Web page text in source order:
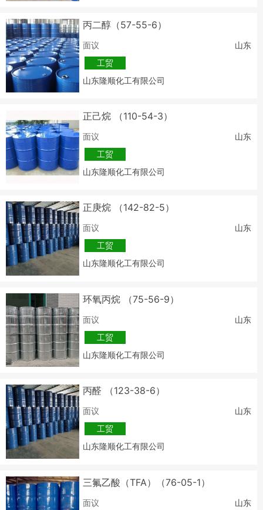
丙二醇（57-55-6）
面议
山东
工贸
山东隆顺化工有限公司
正己烷 （110-54-3）
面议
山东
工贸
山东隆顺化工有限公司
正庚烷 （142-82-5）
面议
山东
工贸
山东隆顺化工有限公司
环氧丙烷 （75-56-9）
面议
山东
工贸
山东隆顺化工有限公司
丙醛 （123-38-6）
面议
山东
工贸
山东隆顺化工有限公司
三氟乙酸（TFA）（76-05-1）
面议 山东